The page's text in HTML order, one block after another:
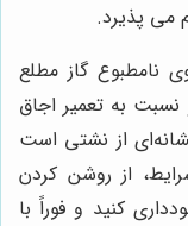
می پذیرد.
نامطبوع گاز مطلع
نسبت به تعمیر اجاق
از نشتی است
از روشن کردن
کنید و فوراً با